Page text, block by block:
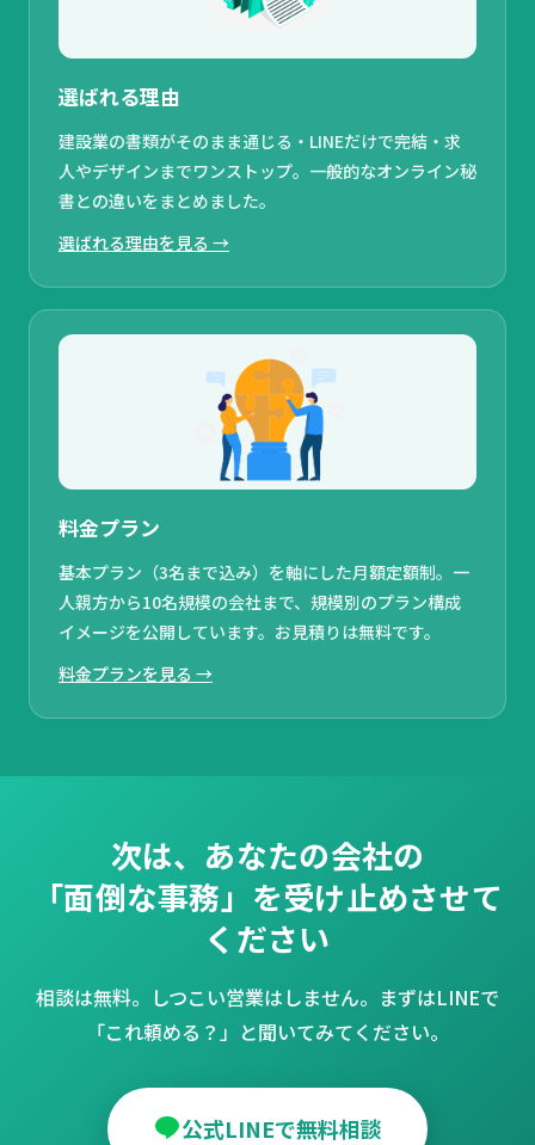
選ばれる理由
建設業の書類がそのまま通じる・LINEだけで完結・求
人やデザインまでワンストップ。一般的なオンライン秘
書との違いをまとめました。
選ばれる理由を見る →
料金プラン
基本プラン（3名まで込み）を軸にした月額定額制。一
人親方から10名規模の会社まで、規模別のプラン構成
イメージを公開しています。お見積りは無料です。
料金プランを見る →
次は、あなたの会社の
「面倒な事務」を受け止めさせて
ください
相談は無料。しつこい営業はしません。まずはLINEで
「これ頼める？」と聞いてみてください。
公式LINEで無料相談